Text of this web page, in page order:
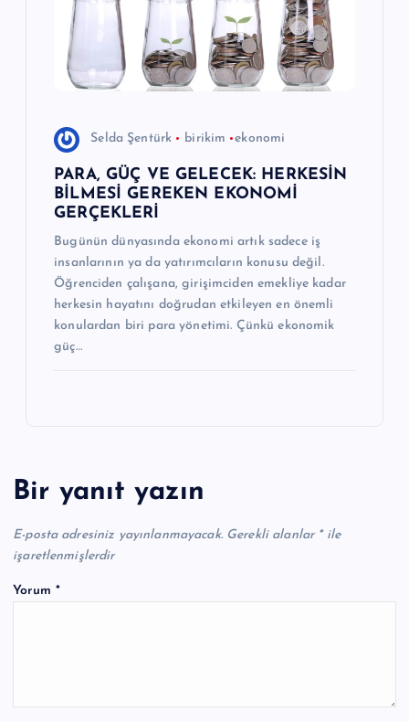
Selda Şentürk birikim ekonomi
PARA, GÜÇ VE GELECEK: HERKESİN
BİLMESİ GEREKEN EKONOMİ
GERÇEKLERİ
Bugünün dünyasında ekonomi artık sadece iş
insanlarının ya da yatırımcıların konusu değil.
Öğrenciden çalışana, girişimciden emekliye kadar
herkesin hayatını doğrudan etkileyen en önemli
konulardan biri para yönetimi. Çünkü ekonomik
güç…
Bir yanıt yazın
E-posta adresiniz yayınlanmayacak. Gerekli alanlar *ile
işaretlenmişlerdir
Yorum *